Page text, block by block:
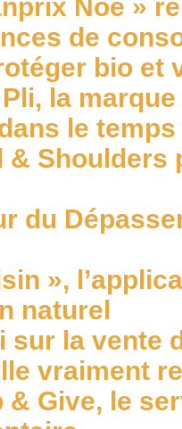
Noé »
de
bio et
la
le temps
& Shoulders
du
»,
naturel
sur la vente
vraiment
& Give, le